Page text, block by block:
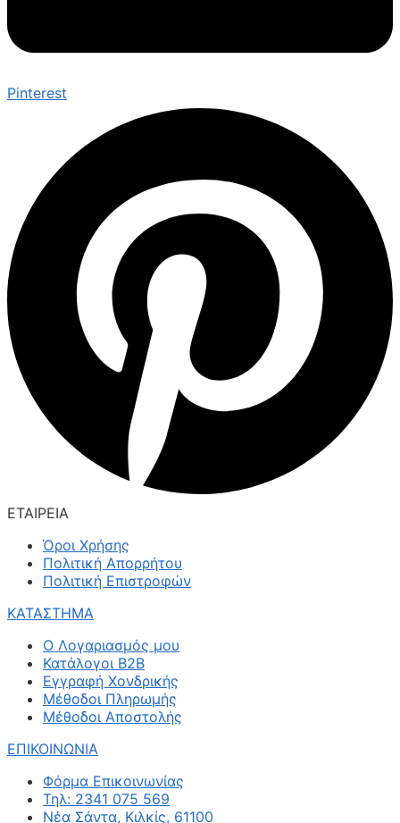
Pinterest
ΕΤΑΙΡΕΙΑ
Όροι Χρήσης
Πολιτική Απορρήτου
Πολιτική Επιστροφών
ΚΑΤΑΣΤΗΜΑ
Ο Λογαριασμός μου
Κατάλογοι B2B
Εγγραφή Χονδρικής
Μέθοδοι Πληρωμής
Μέθοδοι Αποστολής
ΕΠΙΚΟΙΝΩΝΙΑ
Φόρμα Επικοινωνίας
Τηλ: 2341 075 569
Νέα Σάντα, Κιλκίς, 61100